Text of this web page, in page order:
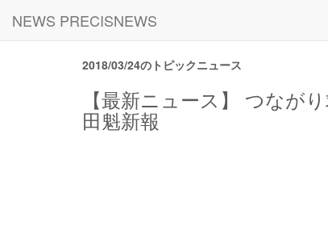
NEWS PRECISNEWS
2018/03/24のトピックニュース
【最新ニュース】 つなが
田魁新報